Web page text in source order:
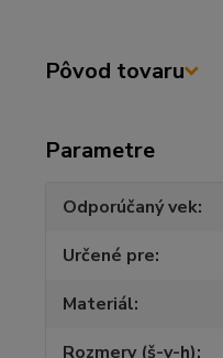
Pôvod tovaru
Parametre
Odporúčaný vek
Určené pre
Materiál
Rozmery (š-v-h)